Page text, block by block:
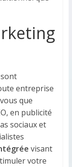
entreprise
que
en publicité
sociaux et
visant
votre